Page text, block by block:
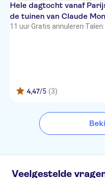
Hele dagtocht vanaf
de tuinen van Claude
11 uur·Gratis annuleren·
4,47/5 (3)
Veelgestelde